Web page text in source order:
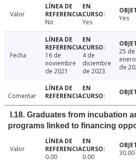
Valor
No
Yes Yes
Fecha
16 de
noviembre
de 2021
4 de
diciembre
de 2023
25 de
enero
de
Comentar
I.18. Graduates from incubation
programs linked to financing
Valor
0.00
0.00 30.00